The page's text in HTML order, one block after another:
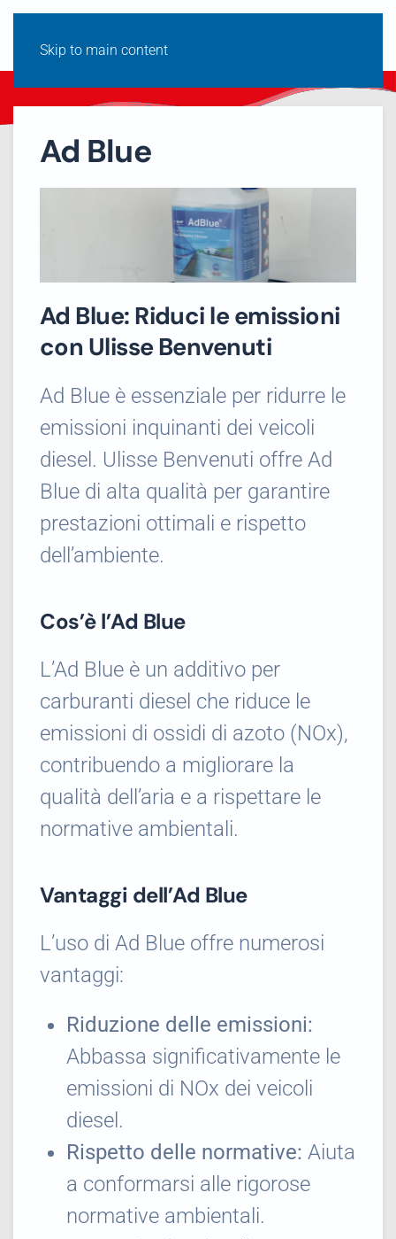
Skip to main content
Ad Blue
Ad Blue: Riduci le emissioni
con Ulisse Benvenuti
Ad Blue è essenziale per ridurre le
emissioni inquinanti dei veicoli
diesel. Ulisse Benvenuti offre Ad
Blue di alta qualità per garantire
prestazioni ottimali e rispetto
dell’ambiente.
Cos’è l’Ad Blue
L’Ad Blue è un additivo per
carburanti diesel che riduce le
emissioni di ossidi di azoto (NOx),
contribuendo a migliorare la
qualità dell’aria e a rispettare le
normative ambientali.
Vantaggi dell’Ad Blue
L’uso di Ad Blue offre numerosi
vantaggi:
Riduzione delle emissioni:
Abbassa significativamente le
emissioni di NOx dei veicoli
diesel.
Rispetto delle normative: Aiuta
a conformarsi alle rigorose
normative ambientali.